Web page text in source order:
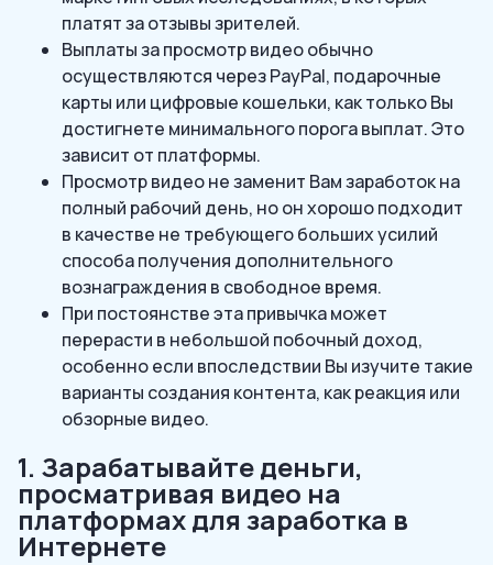
платят за отзывы зрителей.
Выплаты за просмотр видео обычно
осуществляются через PayPal, подарочные
карты или цифровые кошельки, как только Вы
достигнете минимального порога выплат. Это
зависит от платформы.
Просмотр видео не заменит Вам заработок на
полный рабочий день, но он хорошо подходит
в качестве не требующего больших усилий
способа получения дополнительного
вознаграждения в свободное время.
При постоянстве эта привычка может
перерасти в небольшой побочный доход,
особенно если впоследствии Вы изучите такие
варианты создания контента, как реакция или
обзорные видео.
1. Зарабатывайте деньги,
просматривая видео на
платформах для заработка в
Интернете